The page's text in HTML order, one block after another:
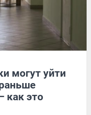
могут уйти
как это